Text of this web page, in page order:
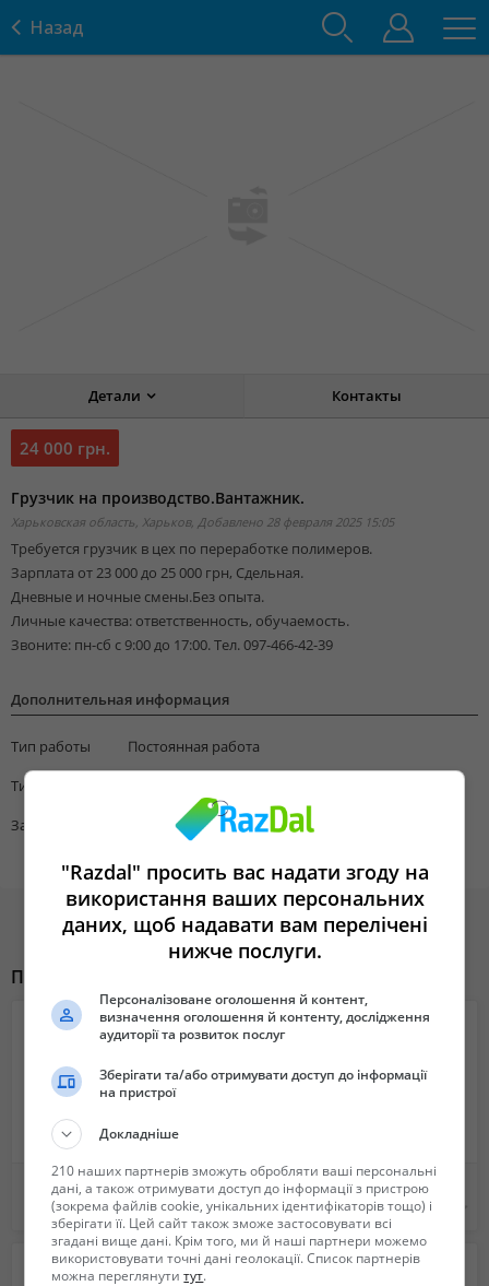
Назад
Детали Контакты
24 000 грн.
Грузчик на производство.Вантажник.
Харьковская область, Харьков, Добавлено 28 февраля 2025 15:05
Требуется грузчик в цех по переработке полимеров.
Зарплата от 23 000 до 25 000 грн, Сдельная.
Дневные и ночные смены.Без опыта.
Личные качества: ответственность, обучаемость.
Звоните: пн-сб с 9:00 до 17:00. Тел. 097-466-42-39
Дополнительная информация
Тип работы
Постоянная работа
Тип занятости
Зарплата
Похожие объявления
Робота на автомобільному заводі YAZAKI в Ужгородi БЕЗ ДОСВІДУ
10 000 грн. 10 000 грн.
"Razdal" просить вас надати згоду на
використання ваших персональних
даних, щоб надавати вам перелічені
нижче послуги.
Персоналізоване оголошення й контент,
визначення оголошення й контенту, дослідження
аудиторії та розвиток послуг
Зберігати та/або отримувати доступ до інформації
на пристрої
Докладніше
210 наших партнерів зможуть обробляти ваші персональні
дані, а також отримувати доступ до інформації з пристрою
(зокрема файлів cookie, унікальних ідентифікаторів тощо) і
зберігати її. Цей сайт також зможе застосовувати всі
згадані вище дані. Крім того, ми й наші партнери можемо
використовувати точні дані геолокації. Список партнерів
можна переглянутитут.